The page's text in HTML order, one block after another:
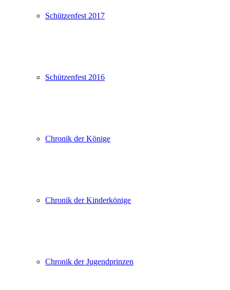
Schützenfest 2017
Schützenfest 2016
Chronik der Könige
Chronik der Kinderkönige
Chronik der Jugendprinzen